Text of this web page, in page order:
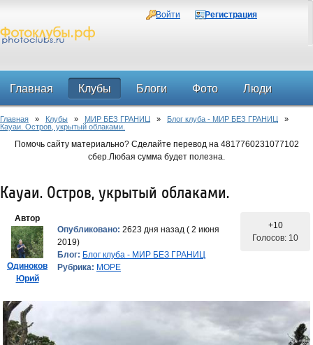
Войти Регистрация
Главная Клубы Блоги Фото Люди
Форум
Главная » Клубы » МИР БЕЗ ГРАНИЦ » Блог клуба - МИР БЕЗ ГРАНИЦ »
Кауаи. Остров, укрытый облаками.
Помочь сайту материально? Сделайте перевод на 4817760231077102
сбер.Любая сумма будет полезна.
Кауаи. Остров, укрытый облаками.
Автор
Одиноков
Юрий
Опубликовано: 2623 дня назад ( 2 июня
2019)
Блог: Блог клуба - МИР БЕЗ ГРАНИЦ
Рубрика: МОРЕ
+10
Голосов: 10